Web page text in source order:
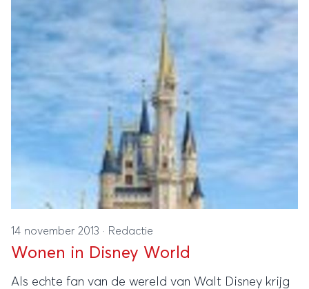
14 november 2013 · Redactie
Wonen in Disney World
Als echte fan van de wereld van Walt Disney krijg